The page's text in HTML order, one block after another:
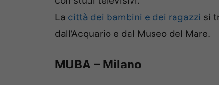
La città dei bambini e dei ragazzi si
dall’Acquario e dal Museo del Mare.
MUBA – Milano